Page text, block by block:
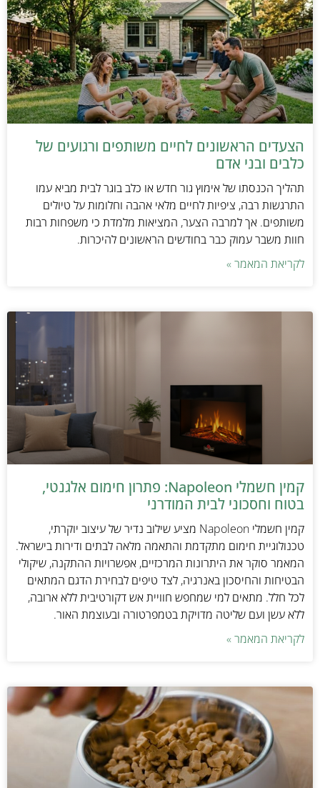
הצעדים הראשונים לחיים משותפים ורגועים של
כלבים ובני אדם
תהליך הכנסתו של אימוץ גור חדש או כלב בוגר לבית מביא עמו
התרגשות רבה, ציפיות לחיים מלאי אהבה וחלומות על טיולים
משותפים. אך למרבה הצער, המציאות מלמדת כי משפחות רבות
חוות משבר עמוק כבר בחודשים הראשונים להיכרות.
לקריאת המאמר »
קמין חשמלי Napoleon: פתרון חימום אלגנטי,
בטוח וחסכוני לבית המודרני
קמין חשמלי Napoleon מציע שילוב נדיר של עיצוב יוקרתי,
טכנולוגיית חימום מתקדמת והתאמה מלאה לבתים ודירות בישראל.
המאמר סוקר את היתרונות המרכזיים, אפשרויות ההתקנה, שיקולי
הבטיחות והחיסכון באנרגיה, לצד טיפים לבחירת הדגם המתאים
לכל חלל. מתאים למי שמחפש חוויית אש דקורטיבית ללא ארובה,
ללא עשן ועם שליטה מדויקת בטמפרטורה ובעוצמת האור.
לקריאת המאמר »